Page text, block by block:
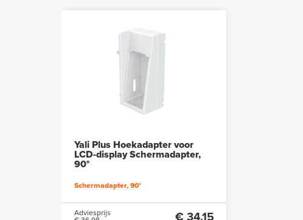
Yali Plus Hoekadapter voor
LCD-display Schermadapter,
90°
Schermadapter, 90°
Adviesprijs
€ 34,15